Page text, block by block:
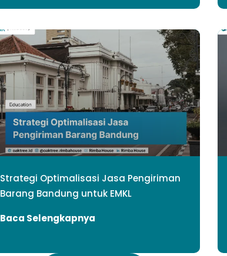
Strategi Optimalisasi Jasa Pengiriman
Barang Bandung untuk EMKL
Baca Selengkapnya